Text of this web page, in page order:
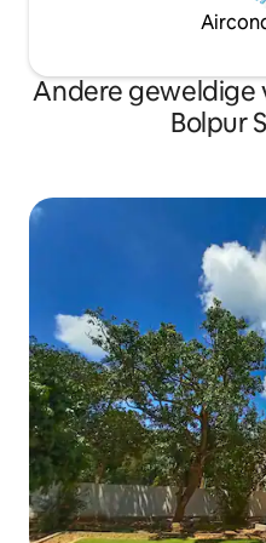
Andere geweldige
Bolpur